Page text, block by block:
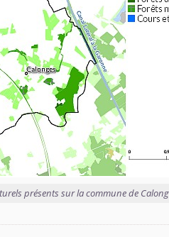
présents sur la commune de